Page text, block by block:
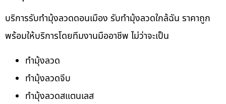
บริการรับทำมุ้งลวดดอนเมือง รับทำมุ้งลวดใกล้ฉัน ราคาถูก
พร้อมให้บริการโดยทีมงานมืออาชีพ ไม่ว่าจะเป็น
ทำมุ้งลวด
ทำมุ้งลวดจีบ
ทำมุ้งลวดสแตนเลส